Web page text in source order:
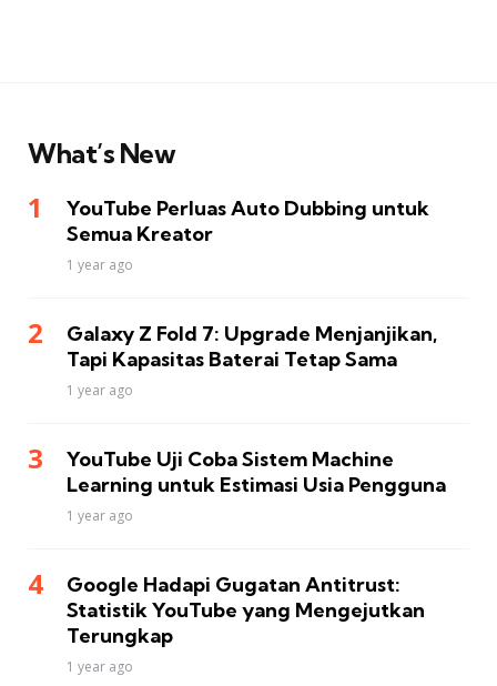
What’s New
YouTube Perluas Auto Dubbing untuk
Semua Kreator
1 year ago
Galaxy Z Fold 7: Upgrade Menjanjikan,
Tapi Kapasitas Baterai Tetap Sama
1 year ago
YouTube Uji Coba Sistem Machine
Learning untuk Estimasi Usia Pengguna
1 year ago
Google Hadapi Gugatan Antitrust:
Statistik YouTube yang Mengejutkan
Terungkap
1 year ago